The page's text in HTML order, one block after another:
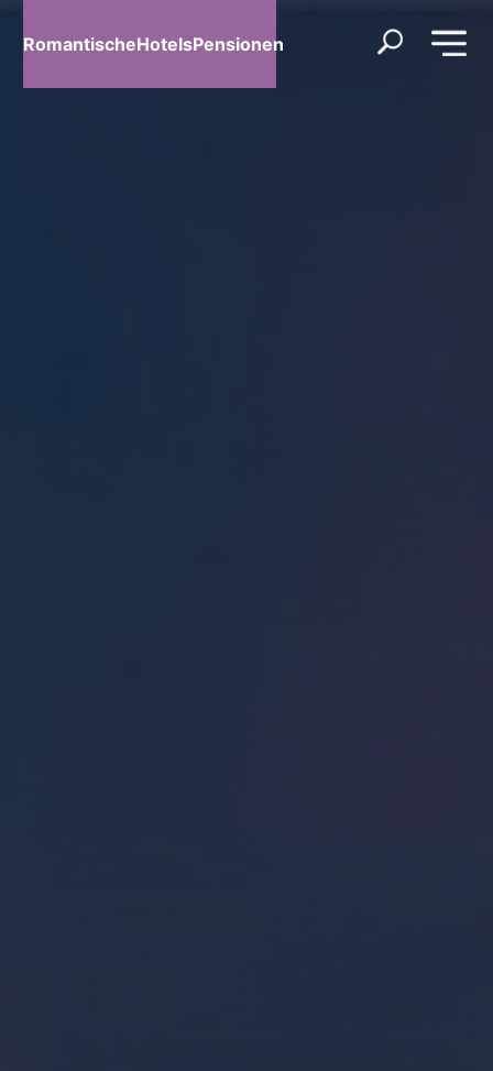
RomantischeHotelsPensionen